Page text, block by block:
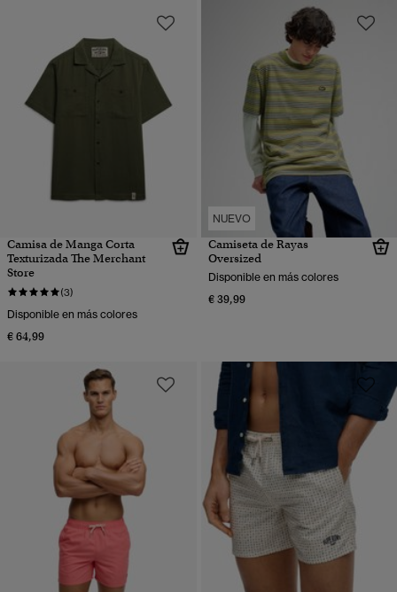
Camisa de Manga Corta
Texturizada The Merchant
Store
(3)
Disponible en más colores
€ 64,99
NUEVO
Camiseta de Rayas
Oversized
Disponible en más colores
€ 39,99